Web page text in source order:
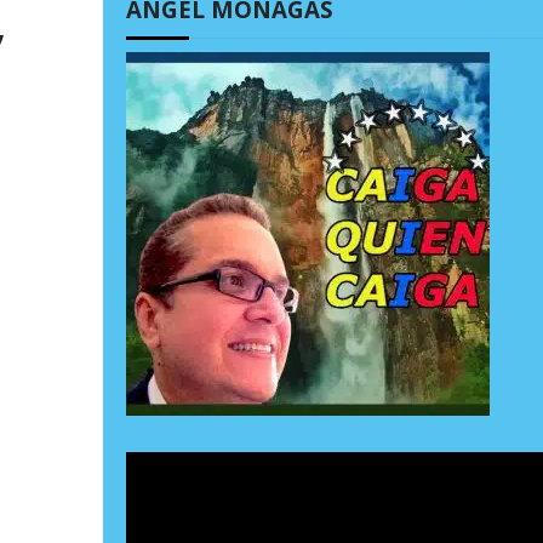
ÁNGEL MONAGAS